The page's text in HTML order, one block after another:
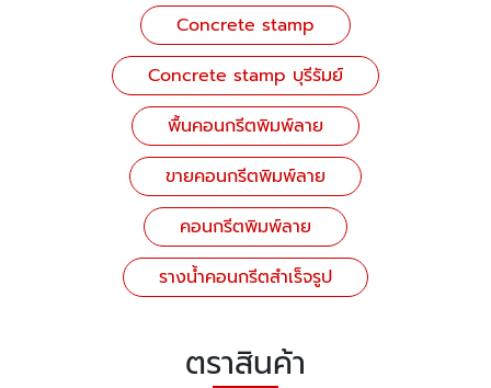
Concrete stamp
Concrete stamp บุรีรัมย์
พื้นคอนกรีตพิมพ์ลาย
ขายคอนกรีตพิมพ์ลาย
คอนกรีตพิมพ์ลาย
รางน้ำคอนกรีตสำเร็จรูป
ตราสินค้า